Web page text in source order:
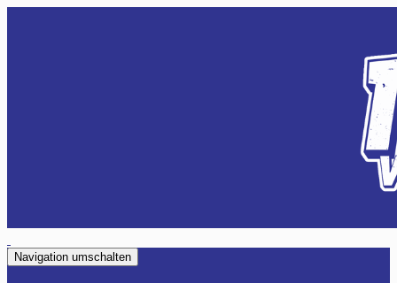
Navigation umschalten